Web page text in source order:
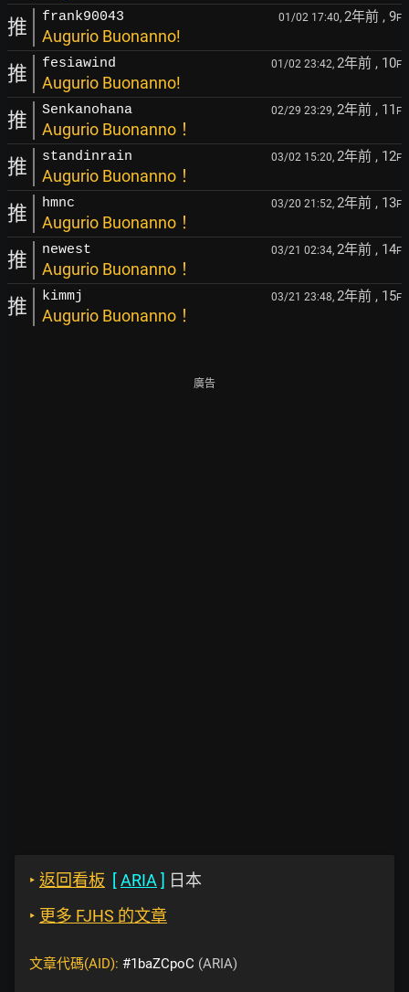
推 frank90043 01/02 17:40, 2年前 , 9F
Augurio Buonanno!
推 fesiawind 01/02 23:42, 2年前 , 10F
Augurio Buonanno!
推 Senkanohana 02/29 23:29, 2年前 , 11 F
Augurio Buonanno！
推 standinrain 03/02 15:20, 2年前 , 12F
Augurio Buonanno！
推 hmnc 03/20 21:52, 2年前 , 13F
Augurio Buonanno！
推 newest 03/21 02:34, 2年前 , 14F
Augurio Buonanno！
推 kimmj 03/21 23:48, 2年前 , 15F
Augurio Buonanno！
廣告
‣ 返回看板 [ARIA ] 日本
‣ 更多 FJHS 的文章
文章代碼(AID): #1baZCpoC (ARIA)